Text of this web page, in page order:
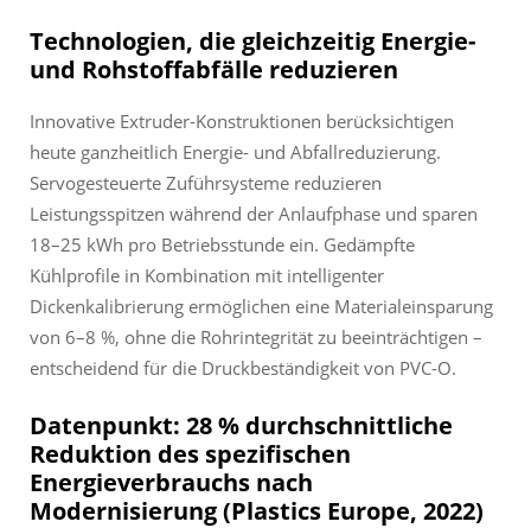
Technologien, die gleichzeitig Energie-
und Rohstoffabfälle reduzieren
Innovative Extruder-Konstruktionen berücksichtigen
heute ganzheitlich Energie- und Abfallreduzierung.
Servogesteuerte Zuführsysteme reduzieren
Leistungsspitzen während der Anlaufphase und sparen
18–25 kWh pro Betriebsstunde ein. Gedämpfte
Kühlprofile in Kombination mit intelligenter
Dickenkalibrierung ermöglichen eine Materialeinsparung
von 6–8 %, ohne die Rohrintegrität zu beeinträchtigen –
entscheidend für die Druckbeständigkeit von PVC-O.
Datenpunkt: 28 % durchschnittliche
Reduktion des spezifischen
Energieverbrauchs nach
Modernisierung (Plastics Europe, 2022)